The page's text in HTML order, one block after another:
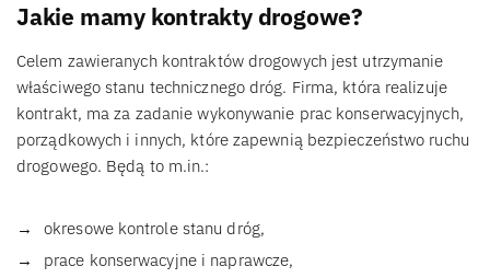
Jakie mamy kontrakty drogowe?
Celem zawieranych kontraktów drogowych jest utrzymanie
właściwego stanu technicznego dróg. Firma, która realizuje
kontrakt, ma za zadanie wykonywanie prac konserwacyjnych,
porządkowych i innych, które zapewnią bezpieczeństwo ruchu
drogowego. Będą to m.in.:
okresowe kontrole stanu dróg,
prace konserwacyjne i naprawcze,